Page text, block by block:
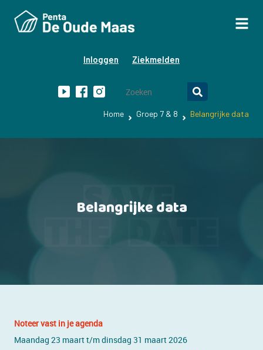
Inloggen Ziekmelden
Home Groep 7 & 8 Belangrijke data
Belangrijke data
Noteer vast in je agenda
Maandag 23 maart t/m dinsdag 31 maart 2026